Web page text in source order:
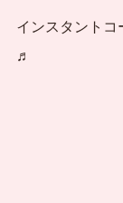
インスタントコ
♬